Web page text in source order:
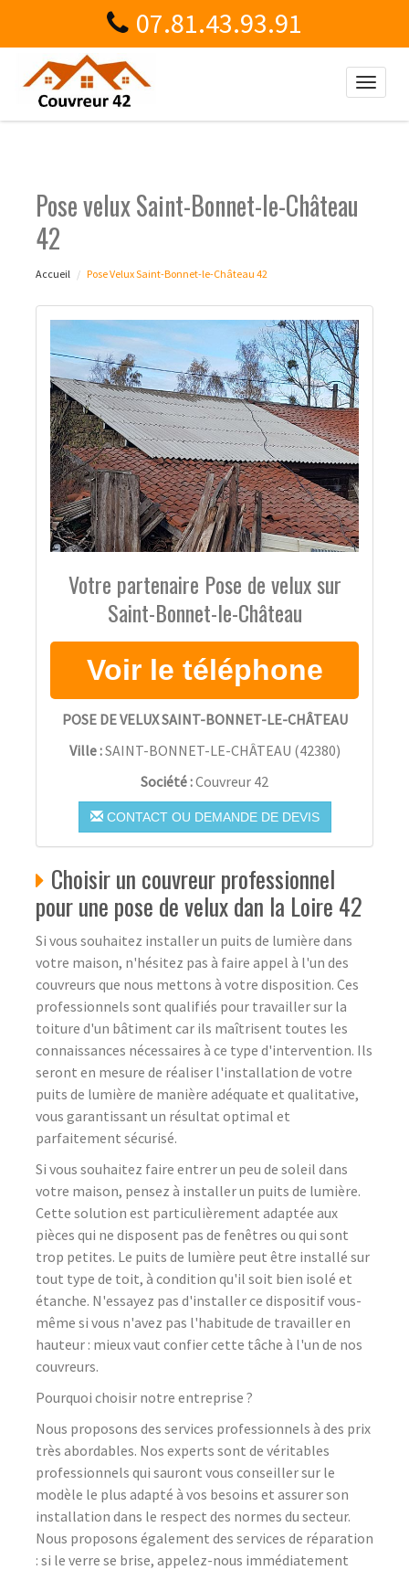
07.81.43.93.91
Toggle
Pose velux Saint-Bonnet-le-Château
42
Accueil Pose Velux Saint-Bonnet-le-Château 42
Votre partenaire Pose de velux sur
Saint-Bonnet-le-Château
POSE DE VELUX SAINT-BONNET-LE-CHÂTEAU
Ville :SAINT-BONNET-LE-CHÂTEAU (42380)
Société :Couvreur 42
CONTACT OU DEMANDE DE DEVIS
Choisir un couvreur professionnel
pour une pose de velux dan la Loire 42
Si vous souhaitez installer un puits de lumière dans
votre maison, n'hésitez pas à faire appel à l'un des
couvreurs que nous mettons à votre disposition. Ces
professionnels sont qualifiés pour travailler sur la
toiture d'un bâtiment car ils maîtrisent toutes les
connaissances nécessaires à ce type d'intervention. Ils
seront en mesure de réaliser l'installation de votre
puits de lumière de manière adéquate et qualitative,
vous garantissant un résultat optimal et
parfaitement sécurisé.
Si vous souhaitez faire entrer un peu de soleil dans
votre maison, pensez à installer un puits de lumière.
Cette solution est particulièrement adaptée aux
pièces qui ne disposent pas de fenêtres ou qui sont
trop petites. Le puits de lumière peut être installé sur
tout type de toit, à condition qu'il soit bien isolé et
étanche. N'essayez pas d'installer ce dispositif vous-
même si vous n'avez pas l'habitude de travailler en
hauteur : mieux vaut confier cette tâche à l'un de nos
couvreurs.
Pourquoi choisir notre entreprise ?
Nous proposons des services professionnels à des prix
très abordables. Nos experts sont de véritables
professionnels qui sauront vous conseiller sur le
modèle le plus adapté à vos besoins et assurer son
installation dans le respect des normes du secteur.
Nous proposons également des services de réparation
: si le verre se brise, appelez-nous immédiatement